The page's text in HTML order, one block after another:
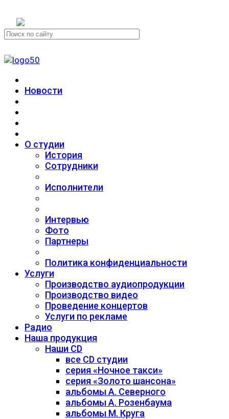
Новости
О студии
История
Сотрудники
Исполнители
Интервью
Фото
Партнеры
Политика конфиденциальности
Услуги
Производство аудиопродукции
Производство видео
Проведение концертов
Услуги по рекламе
Радио
Наша продукция
Наши CD
все CD студии
серия «Ночное такси»
серия «Золото шансона»
альбомы А. Северного
альбомы А. Розенбаума
альбомы М. Круга